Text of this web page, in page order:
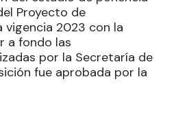
Proyecto de
vigencia 2023 con la
a fondo las
por la Secretaría de
fue aprobada por la